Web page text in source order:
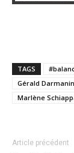
TAGS
Gérald Darmanin
Marlène
Article précédent